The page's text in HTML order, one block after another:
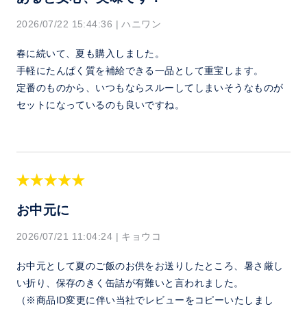
2026/07/22 15:44:36 | ハニワン
春に続いて、夏も購入しました。
手軽にたんぱく質を補給できる一品として重宝します。
定番のものから、いつもならスルーしてしまいそうなものが
セットになっているのも良いですね。
お中元に
2026/07/21 11:04:24 | キョウコ
お中元として夏のご飯のお供をお送りしたところ、暑さ厳し
い折り、保存のきく缶詰が有難いと言われました。
（※商品ID変更に伴い当社でレビューをコピーいたしまし